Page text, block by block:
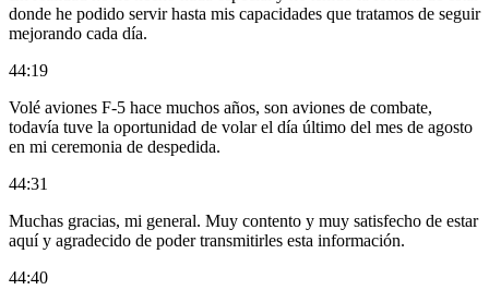
donde he podido servir hasta mis capacidades que tratamos de seguir
mejorando cada día.
44:19
Volé aviones F-5 hace muchos años, son aviones de combate,
todavía tuve la oportunidad de volar el día último del mes de agosto
en mi ceremonia de despedida.
44:31
Muchas gracias, mi general. Muy contento y muy satisfecho de estar
aquí y agradecido de poder transmitirles esta información.
44:40